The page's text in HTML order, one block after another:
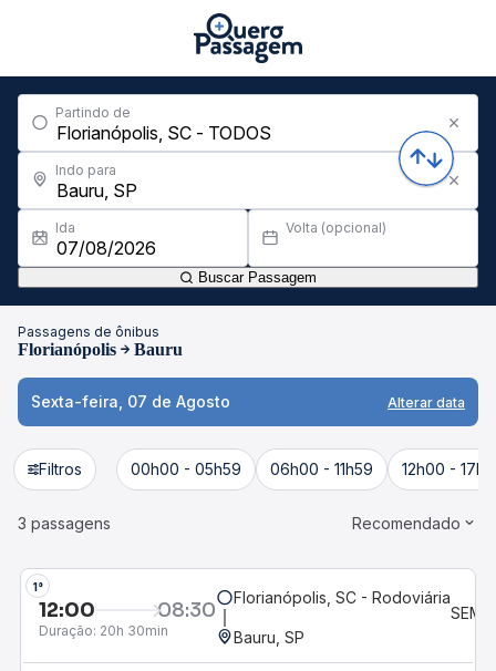
Partindo de
Indo para
Ida Volta (opcional)
Buscar Passagem
Passagens de ônibus
Florianópolis Bauru
Sexta-feira, 07 de Agosto Alterar data
Filtros 00h00 - 05h59 06h00 - 11h59 12h00 -
3 passagens Recomendado
12:00 08:30
Duração:20h 30min
Florianópolis,